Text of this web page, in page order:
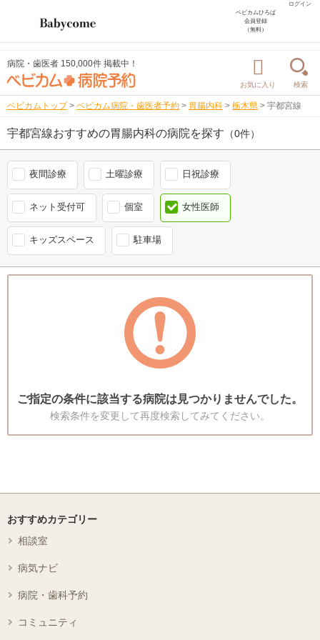
ログイン
ベビカムひろば
会員登録
（無料）
病院・歯医者 150,000件 掲載中！
お気に入り 検索
ベビカムトップ > ベビカム病院・歯医者予約 > 胃腸内科 > 栃木県 > 宇都宮線
宇都宮線おすすめの胃腸内科の病院を探す （0件）
夜間診療 土曜診療 日祝診療
ネット受付可 個室 女性医師
キッズスペース 駐車場
ご指定の条件に該当する病院は見つかりませんでした。
検索条件を変更して再度検索してみてください。
おすすめカテゴリー
相談室
病気ナビ
病院・歯科予約
コミュニティ